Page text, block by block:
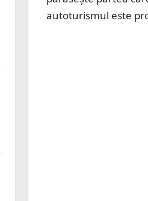
autoturismul este